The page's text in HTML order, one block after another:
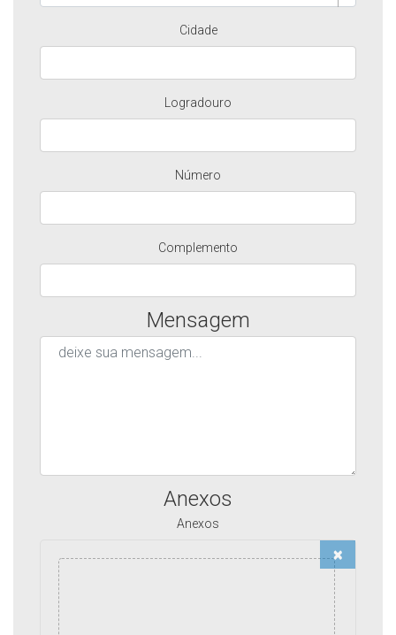
Cidade
Logradouro
Número
Complemento
Mensagem
Anexos
Anexos
×